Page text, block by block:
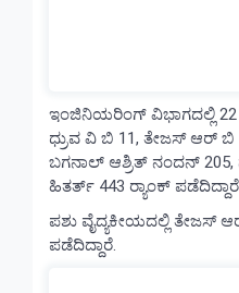
ಇಂಜಿನಿಯರಿಂಗ್ ವಿಭಾಗದಲ್ಲಿ 22
ಧ್ರುವ ವಿ ಬಿ 11, ತೇಜಸ್‌ ಆರ್‌ ಬಿ
ಬಗನಾಲ್‌ ಆಶ್ರಿತ್‌ ನಂದನ್‌ 205,
ಹಿತರ್ತ್ 443 ರ‍್ಯಾಂಕ್
ಪಶು ವೈದ್ಯಕೀಯದಲ್ಲಿ ತೇಜಸ್‌
ಪಡೆದಿದ್ದಾರೆ.